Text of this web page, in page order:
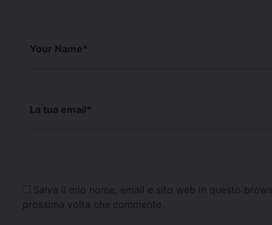
Your Name*
La tua email*
Salva il mio nome, email e sito web in questo
prossima volta che commento.